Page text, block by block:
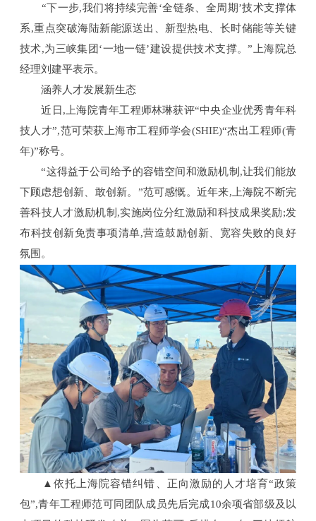
“下一步,我们将持续完善‘全链条、全周期’技术支撑体
系,重点突破海陆新能源送出、新型热电、长时储能等关键
技术,为三峡集团‘一地一链’建设提供技术支撑。”上海院总
经理刘建平表示。
涵养人才发展新生态
近日,上海院青年工程师林琳获评“中央企业优秀青年科
技人才”,范可荣获上海市工程师学会(SHIE)“杰出工程师(青
年)”称号。
“这得益于公司给予的容错空间和激励机制,让我们能放
下顾虑想创新、敢创新。”范可感慨。近年来,上海院不断完
善科技人才激励机制,实施岗位分红激励和科技成果奖励;发
布科技创新免责事项清单,营造鼓励创新、宽容失败的良好
氛围。
▲依托上海院容错纠错、正向激励的人才培育“政策
包”,青年工程师范可同团队成员先后完成10余项省部级及以